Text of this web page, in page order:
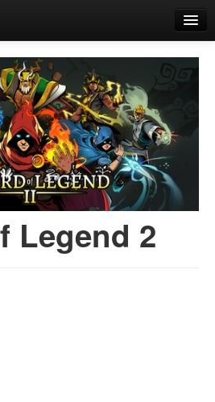
Connexion
Legend 2